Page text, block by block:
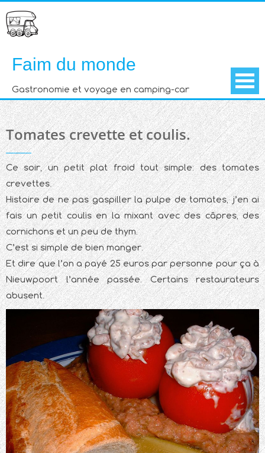
to
content
Faim du monde
Gastronomie et voyage en camping-car
Tomates crevette et coulis.
Ce soir, un petit plat froid tout simple: des tomates
crevettes.
Histoire de ne pas gaspiller la pulpe de tomates, j’en ai
fais un petit coulis en la mixant avec des câpres, des
cornichons et un peu de thym.
C’est si simple de bien manger.
Et dire que l’on a payé 25 euros par personne pour ça à
Nieuwpoort l’année passée. Certains restaurateurs
abusent.